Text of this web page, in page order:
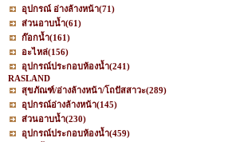
อุปกรณ์ อ่างล้างหน้า(71)
ส่วนอาบน้ำ(61)
ก๊อกน้ำ(161)
อะไหล่(156)
อุปกรณ์ประกอบห้องน้ำ(241)
RASLAND
สุขภัณฑ์/อ่างล้างหน้า/โถปัสสาวะ(289)
อุปกรณ์อ่างล้างหน้า(145)
ส่วนอาบน้ำ(230)
อุปกรณ์ประกอบห้องน้ำ(459)